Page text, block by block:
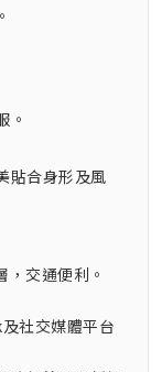
。
貼合身形及風
交通便利。
社交媒體平台